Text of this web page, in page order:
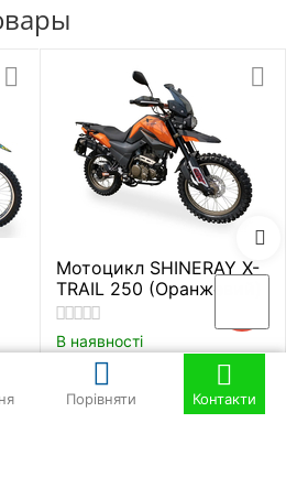
Мотоцикл SHINERAY X-
TRAIL 250 (Оранжевий)
В наявності
74 360
Порівняти Контакти